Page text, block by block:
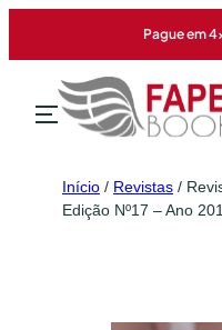
Pague em
Início / Revistas /
Edição Nº17 – Ano